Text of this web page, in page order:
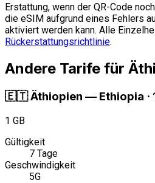
Erstattung, wenn der QR-Code
die eSIM aufgrund eines Fehlers
aktiviert werden kann. Alle
Rückerstattungsrichtlinie.
Andere Tarife für
🇪🇹Äthiopien — Ethiopia ·
1 GB
Gültigkeit
7 Tage
Geschwindigkeit
5G